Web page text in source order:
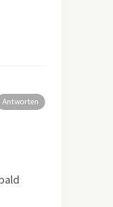
Antworten